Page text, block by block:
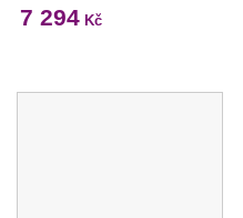
7 294 Kč